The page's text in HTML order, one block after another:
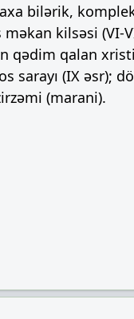
bilərik,
məkan kilsəsi (VI-
qədim qalan
sarayı (IX əsr);
(marani).